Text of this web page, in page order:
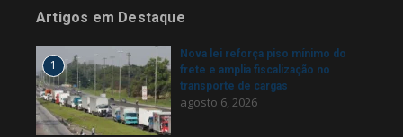
Artigos em Destaque
1
Nova lei reforça piso mínimo do
frete e amplia fiscalização no
transporte de cargas
agosto 6, 2026